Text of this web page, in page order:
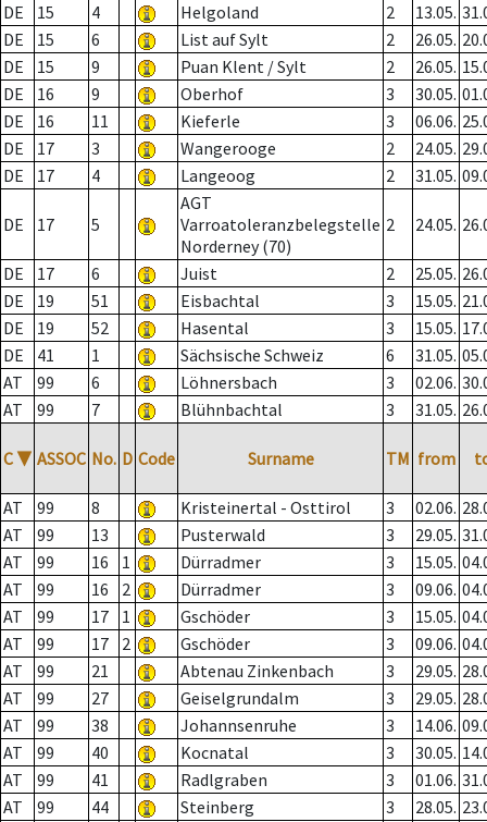
DE
15 4 Helgoland 2 13.05.
DE
15 6 List auf Sylt 2 26.05.
DE
15 9 Puan Klent / Sylt 2 26.05.
DE
16 9 Oberhof 3 30.05.
DE
16 11 Kieferle 3 06.06.
DE
17 3 Wangerooge 2 24.05.
DE
17 4 Langeoog 2 31.05.
DE 17 5
AGT
Varroatoleranzbelegstelle
Norderney (70)
2 24.05.
DE 17 6 Juist 2 25.05.
DE
19 51 Eisbachtal 3 15.05.
DE
19 52 Hasental 3 15.05.
DE
41 1 Sächsische Schweiz 6 31.05.
AT
99 6 Löhnersbach 3 02.06.
AT
99 7 Blühnbachtal 3 31.05.
C ▼ ASSOC No. D Code Surname TM from
AT 99 8 Kristeinertal - Osttirol 3 02.06.
AT
99 13 Pusterwald 3 29.05.
AT
99 16 1 Dürradmer 3 15.05.
AT
99 16 2 Dürradmer 3 09.06.
AT
99 17 1 Gschöder 3 15.05.
AT
99 17 2 Gschöder 3 09.06.
AT
99 21 Abtenau Zinkenbach 3 29.05.
AT
99 27 Geiselgrundalm 3 29.05.
AT
99 38 Johannsenruhe 3 14.06.
AT
99 40 Kocnatal 3 30.05.
AT
99 41 Radlgraben 3 01.06.
AT
99 44 Steinberg 3 28.05.